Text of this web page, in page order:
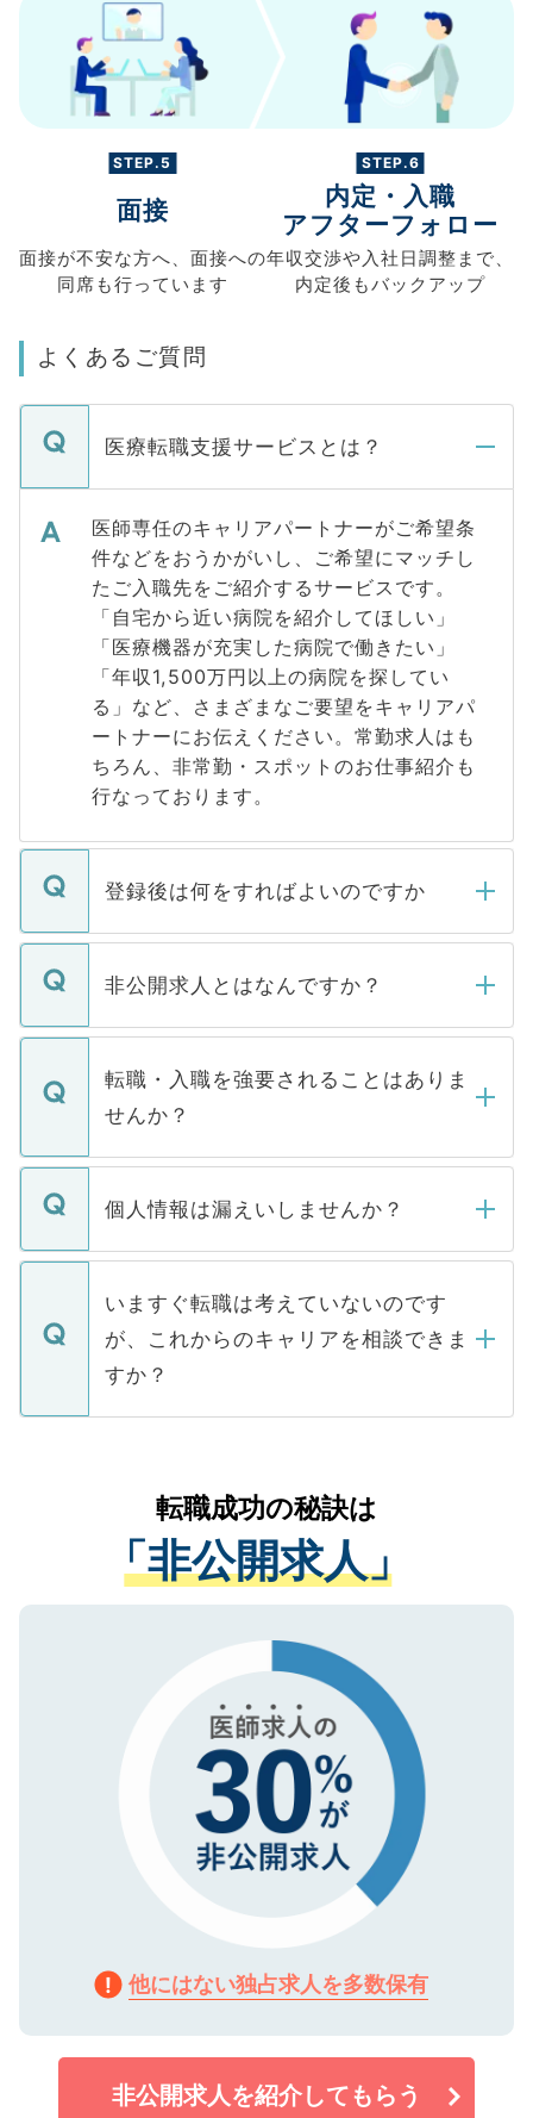
STEP.5
面接
面接が不安な方へ、 面接への
同席も行っています
STEP.6
内定・入職
アフターフォロー
年収交渉や入社日調整まで、
内定後もバックアップ
よくあるご質問
医療転職支援サービスとは？
医師専任のキャリアパートナーがご希望条
件などをおうかがいし、ご希望にマッチし
たご入職先をご紹介するサービスです。
「自宅から近い病院を紹介してほしい」
「医療機器が充実した病院で働きたい」
「年収1,500万円以上の病院を探してい
る」など、さまざまなご要望をキャリアパ
ートナーにお伝えください。常勤求人はも
ちろん、非常勤・スポットのお仕事紹介も
行なっております。
登録後は何をすればよいのですか
ご登録いただきましたら、弊社担当者がご
登録内容を確認し、その後メールもしくは
ます。通常、5営業日以内にはご連絡をせて
いただきますので、しばらくお待ちくださ
非公開求人とはなんですか？
マイナビDOCTORで取り扱っている求人の
うち約3割は、Webサイトからご覧いただ
けない「非公開求人」です。非公開求人は
下記の理由によって、一般には公開してい
ません。
■応募殺到を避けるため 人気のある医療機
関を公にしてしまうと、応募が殺到する場
に、医療機関が求める条件に合った人材の
みを人材紹介会社に依頼するケースが増え
ています。
転職・入職を強要されることはありま
せんか？
転職・入職を強要することは一切ありませ
ん。また、仮に応募先から内定をいただい
定を承諾する必要はありません。内定先へ
の辞退の連絡はキャリアパートナーが行い
個人情報は漏えいしませんか？
個人情報が漏えいすることはありませんの
で、ご安心ください。当サイトからの登録
などで収集したご登録者様の個人情報は、
ご本人のキャリアアップおよび転職活動の
支援を目的に使用いたします。お預かりし
ているすべての個人データはご本人の許可
は、個人情報の取り扱いについての厳密な
管理基準を満たした事業者のみに付与され
る、プライバシーマークを取得済みです。
で、機密保持に関してもご安心ください。
いますぐ転職は考えていないのです
が、これからのキャリアを相談できま
すか？
かがいして、現在の医療機関の状況や紹介
経験をまじえながら、適切なアドバイスを
させていただきます。すぐにご転職をされ
ない方には、長期的なサポートが可能です
ので、まずはご登録ください。
転職成功の秘訣は
「非公開求人」
他にはない独占求人を多数保有
非公開求人を紹介してもらう